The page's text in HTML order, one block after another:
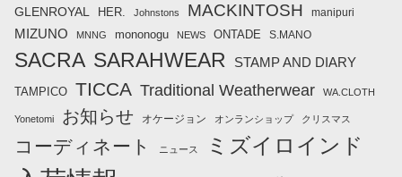
GLENROYAL HER. Johnstons MACKINTOSH manipuri
MIZUNO MNNG mononogu NEWS ONTADE S.MANO
SACRA SARAHWEAR STAMP AND DIARY
TAMPICO TICCA Traditional Weatherwear WA.CLOTH
Yonetomi お知らせ オケージョン オンランショップ クリスマス
コーディネート ニュース ミズイロインド